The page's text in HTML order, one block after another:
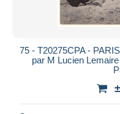
75 - T20275CPA -
par M Lucien